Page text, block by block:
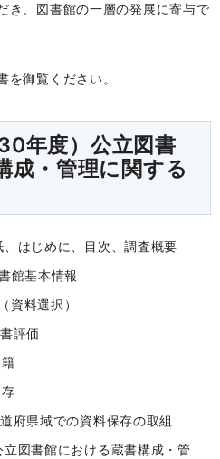
き、図書館の一層の発展に寄与で
を御覧ください。
年度）公立図書
成・管理に関する
はじめに、目次、調査概要
館基本情報
資料選択）
評価
府県域での資料保存の取組
図書館における蔵書構成・管